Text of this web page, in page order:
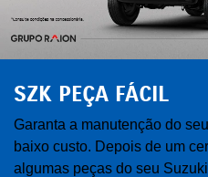
SZK PEÇA FÁCIL
Garanta a manutenção do
baixo custo. Depois de um
algumas peças do seu